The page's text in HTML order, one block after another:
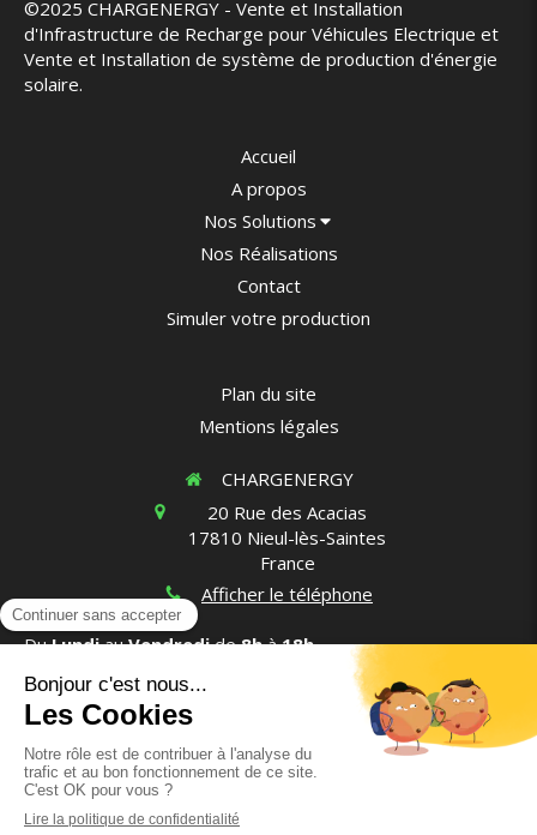
©2025 CHARGENERGY - Vente et Installation
d'Infrastructure de Recharge pour Véhicules Electrique et
Vente et Installation de système de production d'énergie
solaire.
Accueil
A propos
Nos Solutions
Nos Réalisations
Contact
Simuler votre production
Plan du site
Mentions légales
CHARGENERGY
20 Rue des Acacias
17810 Nieul-lès-Saintes
France
Afficher le téléphone
DuLundiauVendredide8hà18h